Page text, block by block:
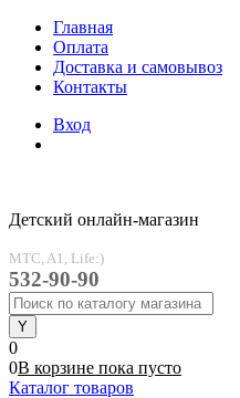
Главная
Оплата
Доставка и самовывоз
Контакты
Вход
Детский онлайн-магазин
MTC, A1, Life:)
532-90-90
0
0В корзине пока пусто
Каталог товаров